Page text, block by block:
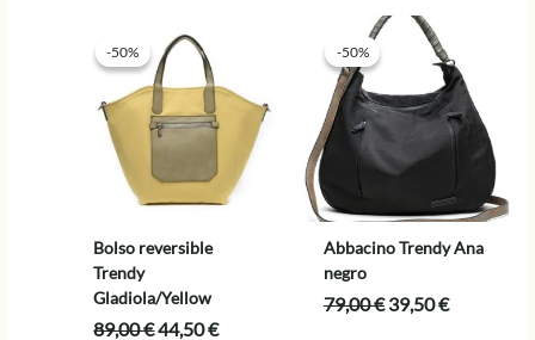
era:
85,00 €.
-50%
-50%
Bolso reversible
Trendy
Gladiola/Yellow
89,00€El
44,50€El
-50%
-50%
Abbacino Trendy Ana
negro
79,00€ El
39,50€El